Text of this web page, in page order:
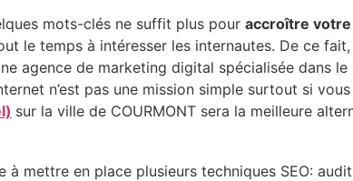
mots-clés ne suffit plus pour accroître
le temps à intéresser les internautes. De ce fait,
agence de marketing digital spécialisée dans le
n’est pas une mission simple surtout si
sur la ville de COURMONT sera la meilleure
à mettre en place plusieurs techniques SEO: